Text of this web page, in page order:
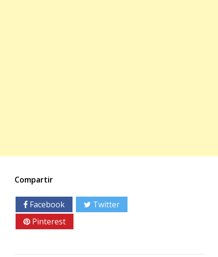
Compartir
Facebook Twitter
Pinterest